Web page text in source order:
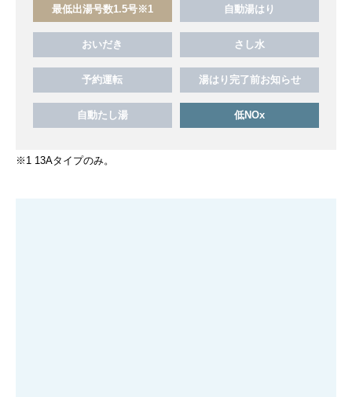
最低出湯号数1.5号※1 自動湯はり
おいだき さし水
予約運転 湯はり完了前お知らせ
自動たし湯 低NOx
※1 13Aタイプのみ。